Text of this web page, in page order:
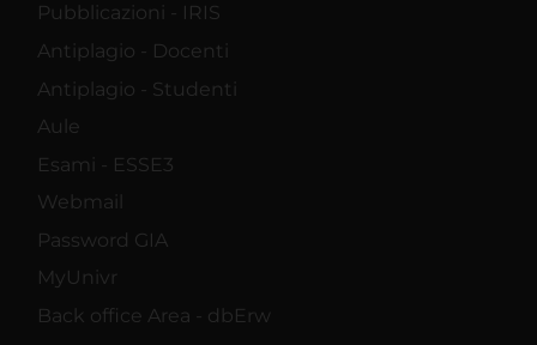
Pubblicazioni - IRIS
Antiplagio - Docenti
Antiplagio - Studenti
Aule
Esami - ESSE3
Webmail
Password GIA
MyUnivr
Back office Area - dbErw